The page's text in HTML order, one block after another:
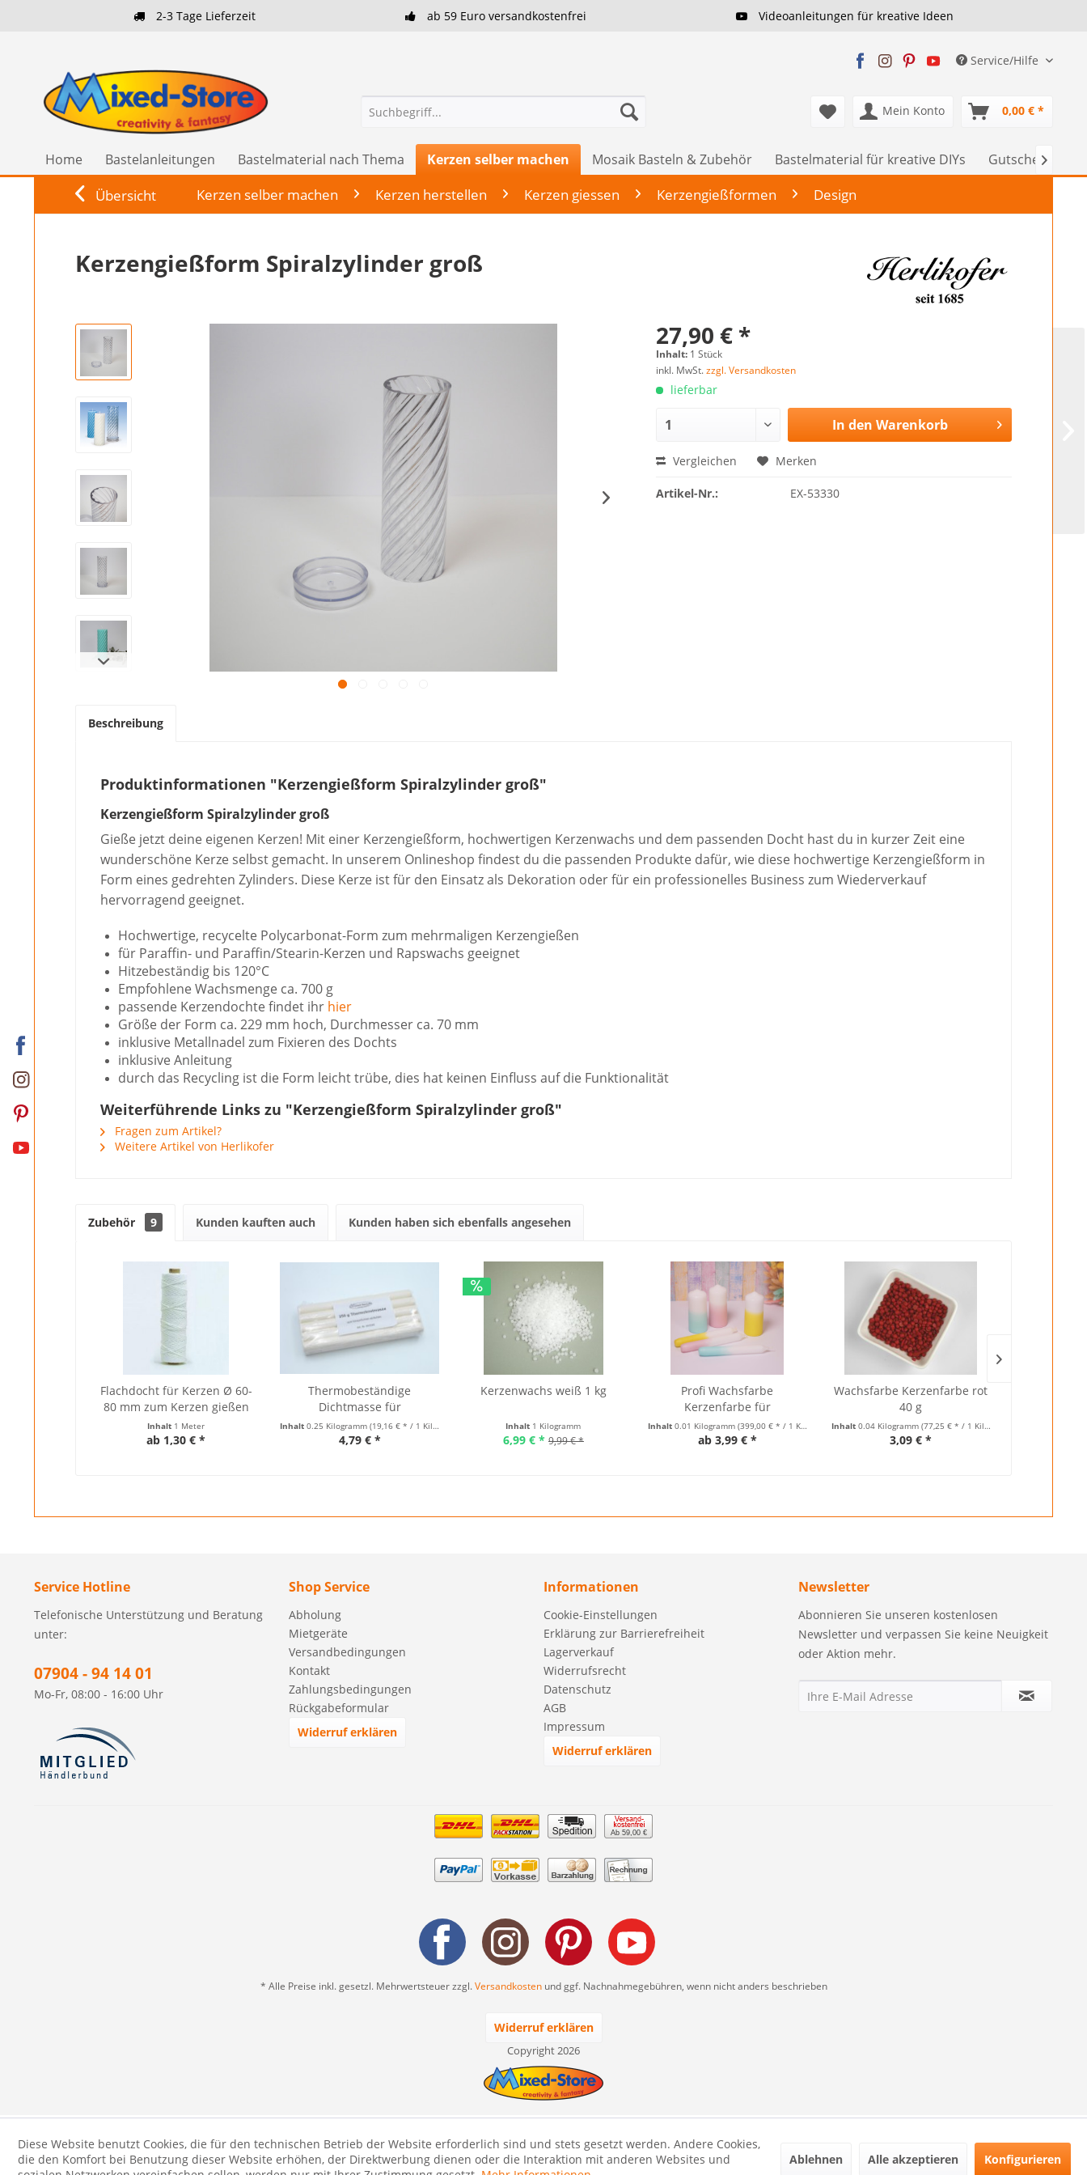
2-3 Tage Lieferzeit ab 59 Euro versandkostenfrei Videoanleitungen für kreative Ideen
Service/Hilfe
Mein Konto 0,00 € *
Home Bastelanleitungen Bastelmaterial nach Thema Kerzen selber machen Mosaik Basteln & Zubehör Bastelmaterial für kreative DIYs Gutscheine

Übersicht Kerzen selber machen Kerzen herstellen Kerzen giessen Kerzengießformen Design
Kerzengießform Spiralzylinder groß
27,90 € *
Inhalt: 1 Stück
inkl. MwSt.zzgl. Versandkosten
lieferbar
In den Warenkorb
Vergleichen Merken
Artikel-Nr.: EX-53330
Beschreibung
Produktinformationen "Kerzengießform Spiralzylinder groß"
Kerzengießform Spiralzylinder groß
Gieße jetzt deine eigenen Kerzen! Mit einer Kerzengießform, hochwertigen Kerzenwachs und dem passenden Docht hast du in kurzer Zeit eine
wunderschöne Kerze selbst gemacht. In unserem Onlineshop findest du die passenden Produkte dafür, wie diese hochwertige Kerzengießform in
Form eines gedrehten Zylinders. Diese Kerze ist für den Einsatz als Dekoration oder für ein professionelles Business zum Wiederverkauf
hervorragend geeignet.
Hochwertige, recycelte Polycarbonat-Form zum mehrmaligen Kerzengießen
für Paraffin- und Paraffin/Stearin-Kerzen und Rapswachs geeignet
Hitzebeständig bis 120°C
Empfohlene Wachsmenge ca. 700 g
passende Kerzendochte findet ihr hier
Größe der Form ca. 229 mm hoch, Durchmesser ca. 70 mm
inklusive Metallnadel zum Fixieren des Dochts
inklusive Anleitung
durch das Recycling ist die Form leicht trübe, dies hat keinen Einfluss auf die Funktionalität
Weiterführende Links zu "Kerzengießform Spiralzylinder groß"
Fragen zum Artikel?
Weitere Artikel von Herlikofer
Zubehör 9 Kunden kauften auch Kunden haben sich ebenfalls angesehen
Flachdocht für Kerzen Ø 60-
80 mm zum Kerzen gießen
Inhalt 1 Meter
ab 1,30 € *
Thermobeständige
Dichtmasse für
Kerzenformen 250 g
Inhalt0.25 Kilogramm(19,16 € * / 1 Kilogramm)
4,79 € *
Kerzenwachs weiß 1 kg
Inhalt 1 Kilogramm
6,99 € * 9,99 € *
Profi Wachsfarbe
Kerzenfarbe für
Kerzenwachs
Inhalt 0.01 Kilogramm (399,00 € * / 1 Kilogramm)
ab 3,99 € *
Wachsfarbe Kerzenfarbe rot
40 g
Inhalt 0.04 Kilogramm (77,25 € * / 1 Kilogramm)
3,09 € *
Service Hotline
Telefonische Unterstützung und Beratung
unter:
07904 - 94 14 01
Mo-Fr, 08:00 - 16:00 Uhr
Shop Service
Abholung
Mietgeräte
Versandbedingungen
Kontakt
Zahlungsbedingungen
Rückgabeformular
Widerruf erklären
Informationen
Cookie-Einstellungen
Erklärung zur Barrierefreiheit
Lagerverkauf
Widerrufsrecht
Datenschutz
AGB
Impressum
Widerruf erklären
Newsletter
Abonnieren Sie unseren kostenlosen
Newsletter und verpassen Sie keine Neuigkeit
oder Aktion mehr.
Ab 59,00 €
* Alle Preise inkl. gesetzl. Mehrwertsteuer zzgl.Versandkostenund ggf. Nachnahmegebühren, wenn nicht anders beschrieben
Widerruf erklären
Copyright 2026
Diese Website benutzt Cookies, die für den technischen Betrieb der Website erforderlich sind und stets gesetzt werden. Andere Cookies,
die den Komfort bei Benutzung dieser Website erhöhen, der Direktwerbung dienen oder die Interaktion mit anderen Websites und
Ablehnen Alle akzeptieren Konfigurieren